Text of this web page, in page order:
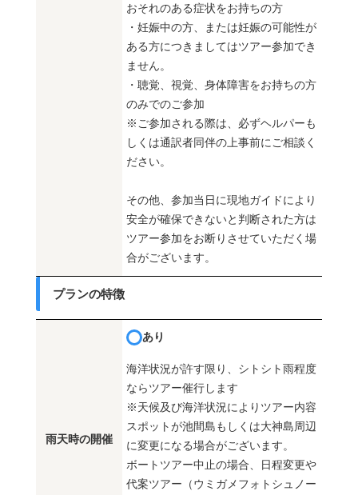
おそれのある症状をお持ちの方
・妊娠中の方、または妊娠の可能性が
ある方につきましてはツアー参加でき
ません。
・聴覚、視覚、身体障害をお持ちの方
のみでのご参加
※ご参加される際は、必ずヘルパーも
しくは通訳者同伴の上事前にご相談く
ださい。
その他、参加当日に現地ガイドにより
安全が確保できないと判断された方は
ツアー参加をお断りさせていただく場
合がございます。
プランの特徴
雨天時の開催
あり
海洋状況が許す限り、シトシト雨程度
ならツアー催行します
※天候及び海洋状況によりツアー内容
スポットが池間島もしくは大神島周辺
に変更になる場合がございます。
ボートツアー中止の場合、日程変更や
代案ツアー（ウミガメフォトシュノー